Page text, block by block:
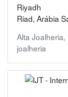
Riyadh
Riad, Arábia
Alta Joalheria,
joalheria